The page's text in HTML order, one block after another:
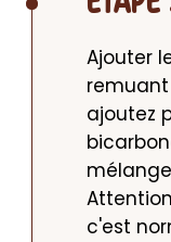
Ajouter
ajoutez
c'est